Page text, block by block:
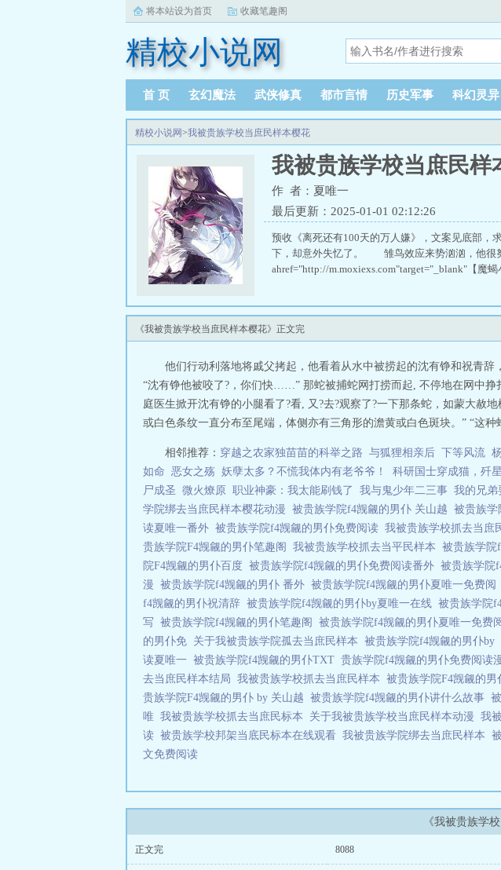
将本站设为首页 收藏笔趣阁
精校小说网
首 页 玄幻魔法 武侠修真 都市言情 历史军事 科幻灵异
精校小说网>我被贵族学校当庶民样本樱花
我被贵族学校当庶民样
作 者：夏唯一
最后更新：2025-01-01 02:12:26
预收《离死还有100天的万人嫌》，文案见底部
下，却意外失忆了。 雏鸟效应来势汹汹，他很
ahref="http://m.moxiexs.com"target="_blank"【魔
《我被贵族学校当庶民样本樱花》正文完
他们行动利落地将戚父拷起，他看着从水中被捞起的沈有铮和祝青
“沈有铮他被咬了?，你们快……” 那蛇被捕蛇网打捞而起, 不停地在网中
庭医生掀开沈有铮的小腿看了?看, 又?去?观察了?一下那条蛇，如蒙大赦
或白色条纹一直分布至尾端，体侧亦有三角形的澹黄或白色斑块。” “这
相邻推荐： 穿越之农家独苗苗的科举之路 与狐狸相亲后 下等风流
如命 恶女之殇 妖孽太多？不慌我体内有老爷爷！ 科研国士穿成猫，歼
尸成圣 微火燎原 职业神豪：我太能刷钱了 我与鬼少年二三事 我的兄弟
学院绑去当庶民样本樱花动漫 被贵族学院f4觊觎的男仆 关山越 被贵族学
读夏唯一番外 被贵族学院f4觊觎的男仆免费阅读 我被贵族学校抓去当庶
贵族学院F4觊觎的男仆笔趣阁 我被贵族学校抓去当平民样本 被贵族学院
院F4觊觎的男仆百度 被贵族学院f4觊觎的男仆免费阅读番外 被贵族学院
漫 被贵族学院f4觊觎的男仆 番外 被贵族学院f4觊觎的男仆夏唯一免费阅
f4觊觎的男仆祝清辞 被贵族学院f4觊觎的男仆by夏唯一在线 被贵族学院
写 被贵族学院f4觊觎的男仆笔趣阁 被贵族学院f4觊觎的男仆夏唯一免费
的男仆免 关于我被贵族学院孤去当庶民样本 被贵族学院f4觊觎的男仆by
读夏唯一 被贵族学院f4觊觎的男仆TXT 贵族学院f4觊觎的男仆免费阅读
去当庶民样本结局 我被贵族学校抓去当庶民样本 被贵族学院F4觊觎的男
贵族学院F4觊觎的男仆 by 关山越 被贵族学院f4觊觎的男仆讲什么故事
唯 我被贵族学校抓去当庶民标本 关于我被贵族学校当庶民样本动漫 我
读 被贵族学校邦架当底民标本在线观看 我被贵族学院绑去当庶民样本
文免费阅读
《我被贵族学
正文完 8088